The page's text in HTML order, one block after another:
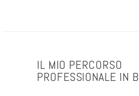
IL MIO PERCORSO
PROFESSIONALE IN